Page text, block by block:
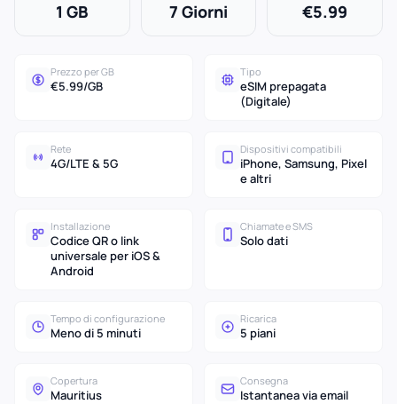
1 GB 7 Giorni €5.99
Prezzo per GB
€5.99/GB
Tipo
eSIM prepagata
(Digitale)
Rete
4G/LTE & 5G
Dispositivi compatibili
iPhone, Samsung, Pixel
e altri
Installazione
Codice QR o link
universale per iOS &
Android
Chiamate e SMS
Solo dati
Tempo di configurazione
Meno di 5 minuti
Ricarica
5 piani
Copertura
Mauritius
Consegna
Istantanea via email